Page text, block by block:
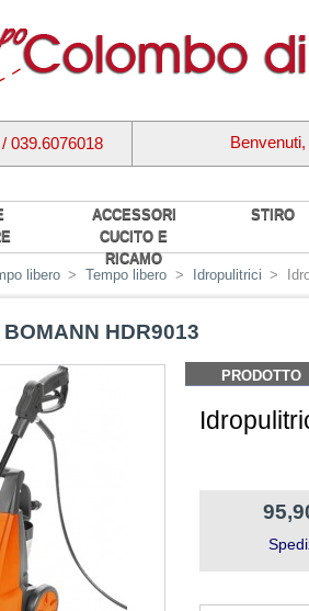
ACCESSORI
CUCITO E
RICAMO
STIRO
039.6076018 Benvenuti,
libero > Tempo libero > Idropulitrici >
HDR9013
PRODOTTO